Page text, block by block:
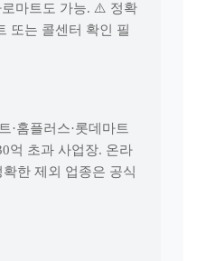
로마트도 가능. ⚠️ 정확
또는 콜센터 확인 필
·홈플러스·롯데마트
억 초과 사업장. 온라
한 제외 업종은 공식